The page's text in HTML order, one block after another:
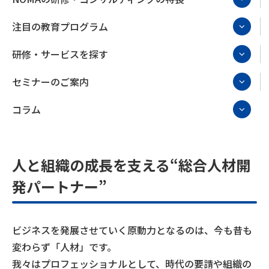
注目の教育プログラム
研修・サービスを探す
セミナーのご案内
コラム
人と組織の成長を支える“総合人材開
発パートナー”
ビジネスを発展させていく原動力となるのは、今も昔も
変わらず「人材」です。
我々はプロフェッショナルとして、時代の要請や組織の